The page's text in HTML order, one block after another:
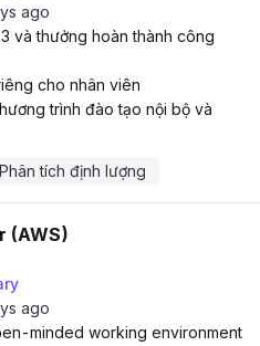
ago
và thưởng hoàn thành công
cho nhân viên
trình đào tạo nội bộ và
Phân tích định lượng
(AWS)
ago
minded working environment